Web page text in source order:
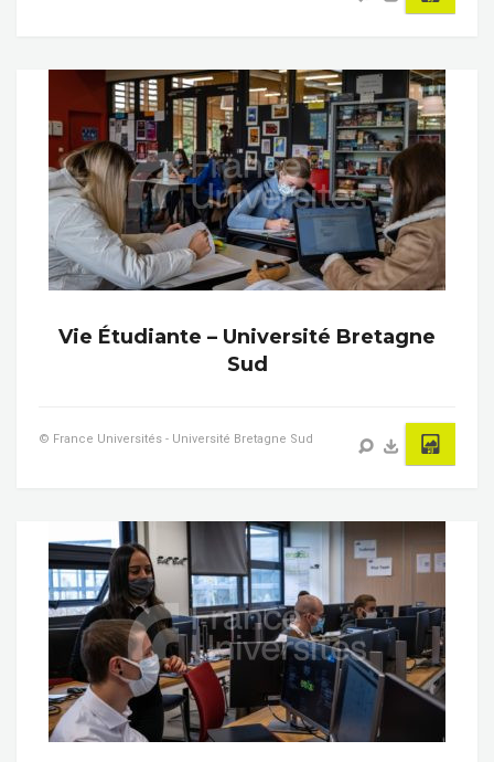
Vie Étudiante – Université Bretagne
Sud
© France Universités - Université Bretagne Sud